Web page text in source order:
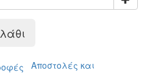
Αποστολές και